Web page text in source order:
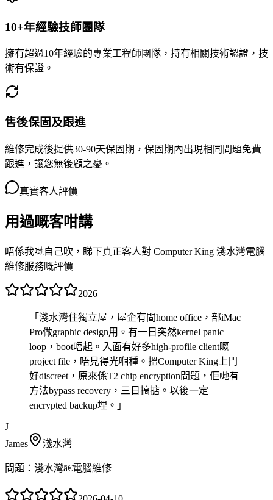
10+年經驗技師團隊
擁有超過10年經驗的專業工程師團隊，持有相關技術認證，技
術有保證。
售後保固及跟進
維修完成後提供30-90天保固期，保固期內出現相同問題免費
跟進，讓您無後顧之憂。
真實客人評價
用過嘅客咁講
唔係我哋自己吹，睇下真正客人對 Computer King 淺水灣電腦
維修服務嘅評價
2026
「 淺水灣住獨立屋，屋企有間home office，部iMac
Pro做graphic design用。有一日突然kernel panic
loop，boot唔起。入面有好多high-profile client嘅
project file，唔見得光嗰種。搵Computer King上門
好discreet，原來係T2 chip encryption問題，佢哋有
方法bypass recovery，三日搞掂。以後一定
encrypted backup埋。 」
J
James
淺水灣
問題： 淺水灣ã€電腦維修